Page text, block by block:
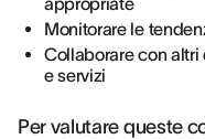
Monitorare le
Collaborare con
e servizi
Per valutare queste